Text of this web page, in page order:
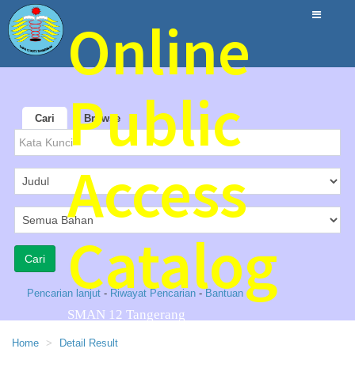
Online
Public
Access
Catalog
SMAN 12 Tangerang
Cari Browse
Pencarian lanjut - Riwayat Pencarian - Bantuan
Home Detail Result